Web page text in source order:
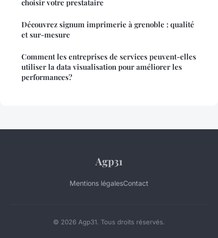
choisir votre prestataire
Découvrez signum imprimerie à grenoble : qualité
et sur-mesure
Comment les entreprises de services peuvent-elles
utiliser la data visualisation pour améliorer les
performances?
Agp31
Mentions légalesContact
© 2026 Agp31. Tous droits réservés.